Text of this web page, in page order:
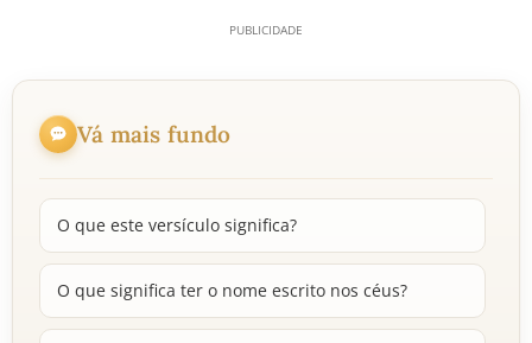
Vá mais fundo
O que este versículo significa?
O que significa ter o nome escrito nos céus?